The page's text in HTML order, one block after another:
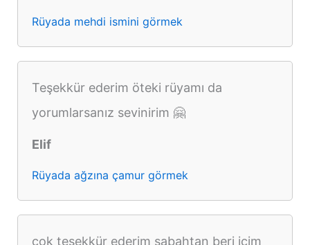
Rüyada mehdi ismini görmek
Teşekkür ederim öteki rüyamı da
yorumlarsanız sevinirim 🤗
Elif
Rüyada ağzına çamur görmek
cok teşekkür ederim sabahtan beri içim